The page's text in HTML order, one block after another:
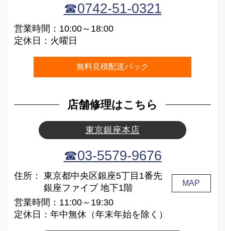
☎0742-51-0321
営業時間：10:00～18:00
定休日：火曜日
無料見積配送パック
店舗修理はこちら
東京銀座本店
☎03-5579-9676
住所：
東京都中央区銀座5丁目1番先
銀座ファイブ 地下1階
MAP
営業時間：11:00～19:30
定休日：年中無休（年末年始を除く）